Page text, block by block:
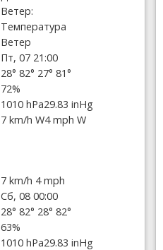
Ветер:
Температура
Ветер
Пт, 07 21:00
28° 82° 27° 81°
72%
1010 hPa29.83 inHg
7 km/h W4 mph W
7 km/h 4 mph
Сб, 08 00:00
28° 82° 28° 82°
63%
1010 hPa29.83 inHg